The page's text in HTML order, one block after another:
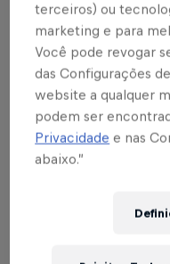
Escrito por Bruno Sousa
4 min de leitura
Published
Pela 10ª rodada do
Performance e
terceiros) ou
marketing e para
Você pode revogar
das Configurações
website a qualquer
podem ser
Privacidade e nas
abaixo.”